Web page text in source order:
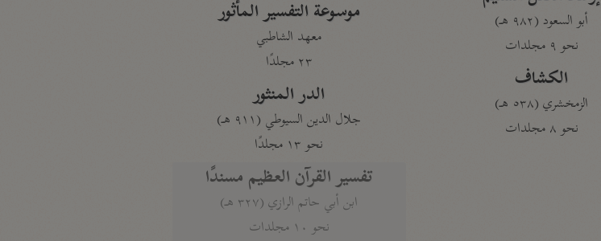
أبو السعود (٩٨٢ هـ)
نحو ٩ مجلدات
الكشاف
الزمخشري (٥٣٨ هـ)
نحو ٨ مجلدات
موسوعة التفسير المأثور
معهد الشاطبي
٢٣ مجلدًا
الدر المنثور
جلال الدين السيوطي (٩١١ هـ)
نحو ١٣ مجلدًا
تفسير القرآن العظيم مسندًا
ابن أبي حاتم الرازي (٣٢٧ هـ)
نحو ١٠ مجلدات